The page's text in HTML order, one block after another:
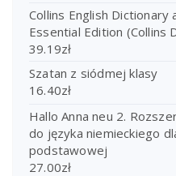
Collins English Dictionary
Essential Edition (Collins
39.19zł
Szatan z siódmej klasy
16.40zł
Hallo Anna neu 2.
do języka niemieckiego
podstawowej
27.00zł